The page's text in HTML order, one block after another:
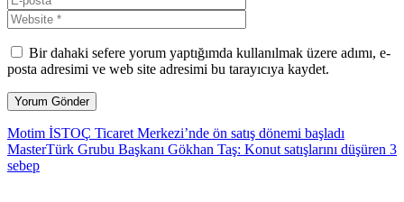
Bir dahaki sefere yorum yaptığımda kullanılmak üzere adımı, e-
posta adresimi ve web site adresimi bu tarayıcıya kaydet.
Motim İSTOÇ Ticaret Merkezi’nde ön satış dönemi başladı
MasterTürk Grubu Başkanı Gökhan Taş: Konut satışlarını düşüren 3
sebep